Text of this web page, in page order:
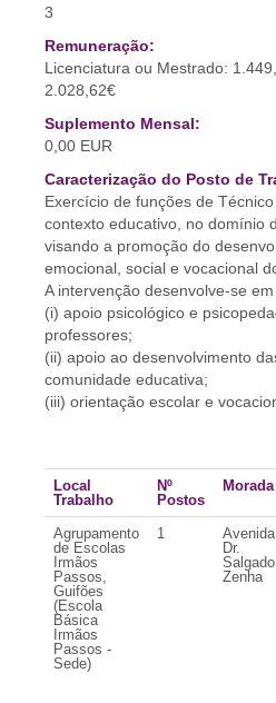
3
Remuneração:
Licenciatura ou Mestrado:
2.028,62€
Suplemento Mensal:
0,00 EUR
Caracterização do Posto de
Exercício de funções de
contexto educativo, no domínio
visando a promoção do
emocional, social e vocacional
A intervenção desenvolve-se
(i) apoio psicológico e
professores;
(ii) apoio ao desenvolvimento
comunidade educativa;
(iii) orientação escolar e
Local
Trabalho
Nº
Postos
Morada
Agrupamento
de Escolas
Irmãos
Passos,
Guifões
(Escola
Básica
Irmãos
Passos -
Sede)
1
Avenida
Dr.
Salgado
Zenha